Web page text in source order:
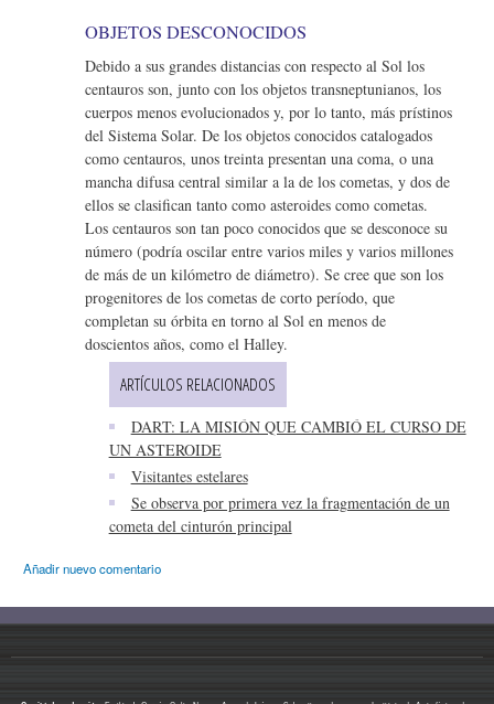
OBJETOS DESCONOCIDOS
Debido a sus grandes distancias con respecto al Sol los
centauros son, junto con los objetos transneptunianos, los
cuerpos menos evolucionados y, por lo tanto, más prístinos
del Sistema Solar. De los objetos conocidos catalogados
como centauros, unos treinta presentan una coma, o una
mancha difusa central similar a la de los cometas, y dos de
ellos se clasifican tanto como asteroides como cometas.
Los centauros son tan poco conocidos que se desconoce su
número (podría oscilar entre varios miles y varios millones
de más de un kilómetro de diámetro). Se cree que son los
progenitores de los cometas de corto período, que
completan su órbita en torno al Sol en menos de
doscientos años, como el Halley.
ARTÍCULOS RELACIONADOS
DART: LA MISIÓN QUE CAMBIÓ EL CURSO DE
UN ASTEROIDE
Visitantes estelares
Se observa por primera vez la fragmentación de un
cometa del cinturón principal
Añadir nuevo comentario